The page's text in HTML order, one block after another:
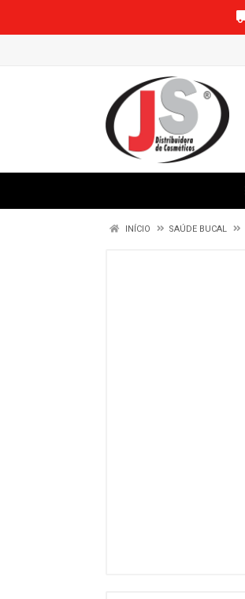
INÍCIO SAÚDE BUCAL